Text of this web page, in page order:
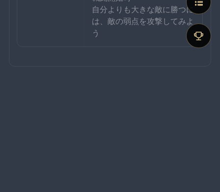
自分よりも大きな敵に勝つに
は、敵の弱点を攻撃してみよ
う